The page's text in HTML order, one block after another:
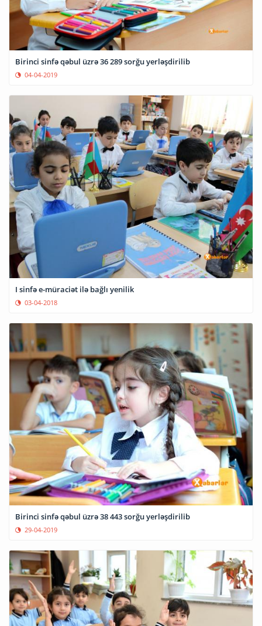
Birinci sinfə qəbul üzrə 36 289 sorğu yerləşdirilib
04-04-2019
I sinfə e-müraciət ilə bağlı yenilik
03-04-2018
Birinci sinfə qəbul üzrə 38 443 sorğu yerləşdirilib
29-04-2019